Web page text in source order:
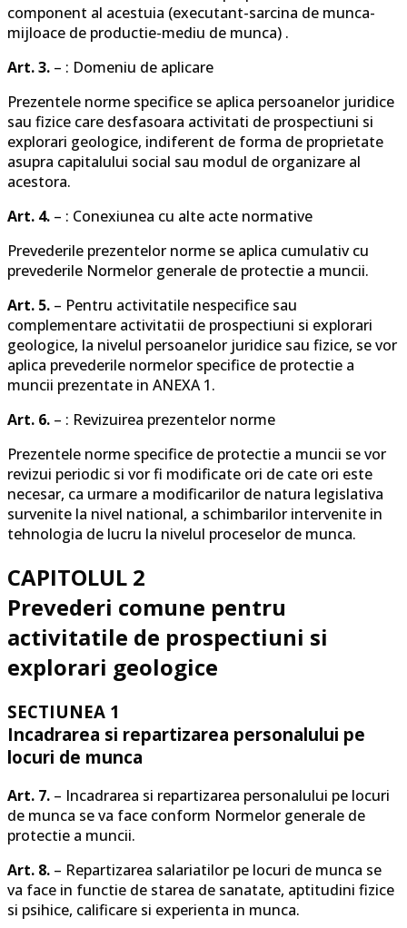
component al acestuia (executant-sarcina de munca-
mijloace de productie-mediu de munca) .
Art. 3. – : Domeniu de aplicare
Prezentele norme specifice se aplica persoanelor juridice
sau fizice care desfasoara activitati de prospectiuni si
explorari geologice, indiferent de forma de proprietate
asupra capitalului social sau modul de organizare al
acestora.
Art. 4. – : Conexiunea cu alte acte normative
Prevederile prezentelor norme se aplica cumulativ cu
prevederile Normelor generale de protectie a muncii.
Art. 5. – Pentru activitatile nespecifice sau
complementare activitatii de prospectiuni si explorari
geologice, la nivelul persoanelor juridice sau fizice, se vor
aplica prevederile normelor specifice de protectie a
muncii prezentate in ANEXA 1.
Art. 6. – : Revizuirea prezentelor norme
Prezentele norme specifice de protectie a muncii se vor
revizui periodic si vor fi modificate ori de cate ori este
necesar, ca urmare a modificarilor de natura legislativa
survenite la nivel national, a schimbarilor intervenite in
tehnologia de lucru la nivelul proceselor de munca.
CAPITOLUL 2
Prevederi comune pentru
activitatile de prospectiuni si
explorari geologice
SECTIUNEA 1
Incadrarea si repartizarea personalului pe
locuri de munca
Art. 7. – Incadrarea si repartizarea personalului pe locuri
de munca se va face conform Normelor generale de
protectie a muncii.
Art. 8. – Repartizarea salariatilor pe locuri de munca se
va face in functie de starea de sanatate, aptitudini fizice
si psihice, calificare si experienta in munca.